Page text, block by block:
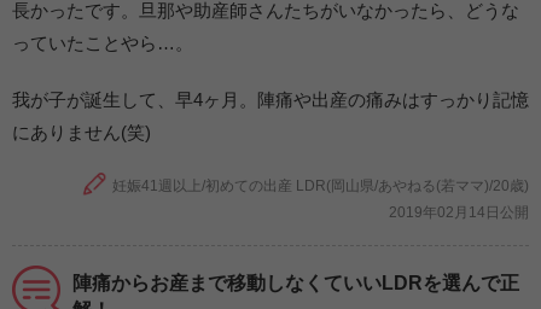
長かったです。旦那や助産師さんたちがいなかったら、どうな
っていたことやら…。
我が子が誕生して、早4ヶ月。陣痛や出産の痛みはすっかり記憶
にありません(笑)
妊娠41週以上/初めての出産 LDR(岡山県/あやねる(若ママ)/20歳)
2019年02月14日公開
陣痛からお産まで移動しなくていいLDRを選んで正